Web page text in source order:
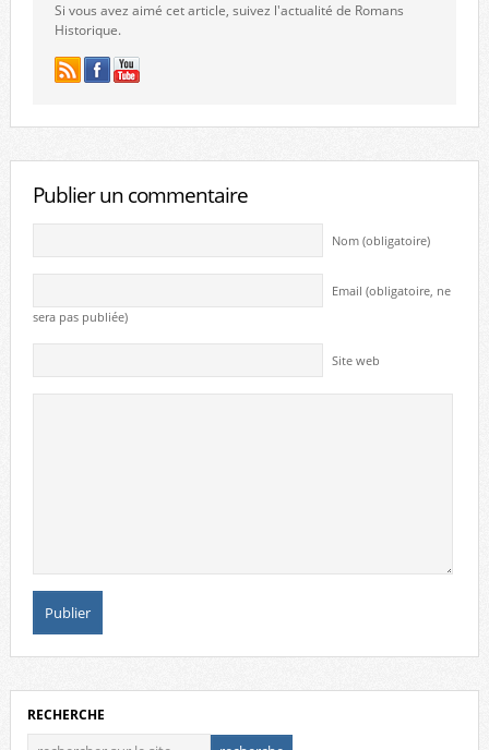
Si vous avez aimé cet article, suivez l'actualité de Romans
Historique.
Publier un commentaire
Nom (obligatoire)
Email (obligatoire, ne
sera pas publiée)
Site web
RECHERCHE